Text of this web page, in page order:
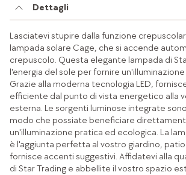
Dettagli
Lasciatevi stupire dalla funzione
lampada solare Cage, che si accende
crepuscolo. Questa elegante lampada di
l'energia del sole per fornire
Grazie alla moderna tecnologia LED,
efficiente dal punto di vista energetico alla
esterna. Le sorgenti luminose integrate
modo che possiate beneficiare
un'illuminazione pratica ed ecologica. La
è l'aggiunta perfetta al vostro giardino,
fornisce accenti suggestivi. Affidatevi alla
di Star Trading e abbellite il vostro spazio